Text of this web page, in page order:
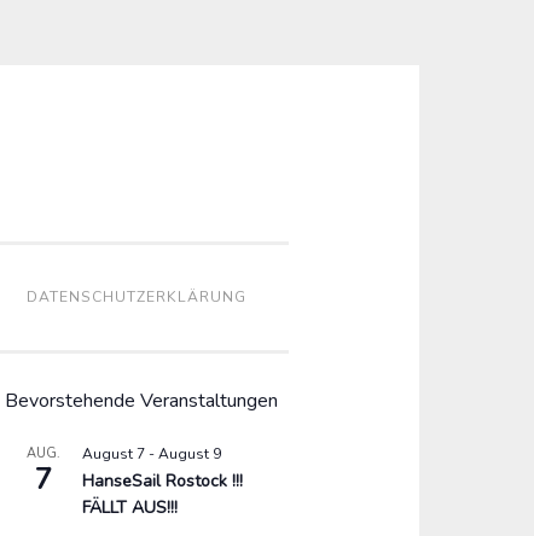
DATENSCHUTZERKLÄRUNG
Bevorstehende Veranstaltungen
AUG.
7
August 7 -August 9
HanseSail Rostock !!!
FÄLLT AUS!!!